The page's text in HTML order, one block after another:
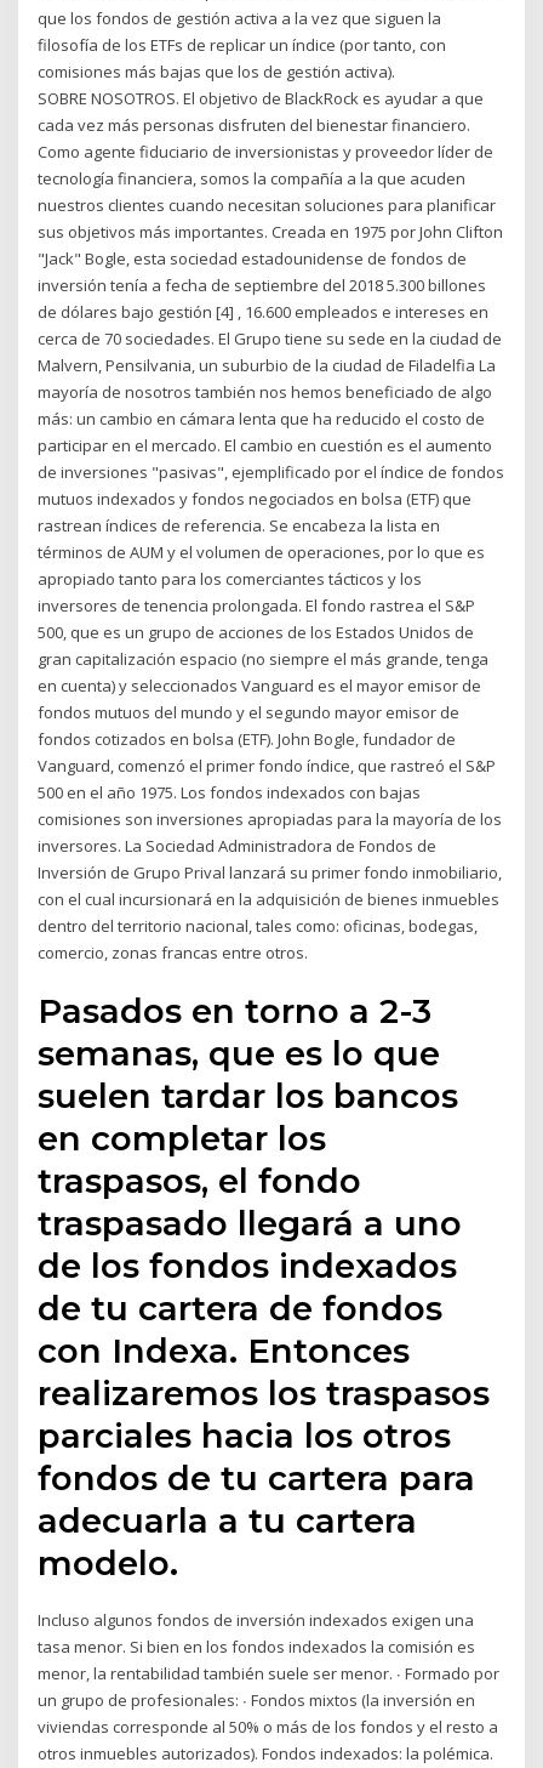
que los fondos de gestión activa a la vez que siguen la
filosofía de los ETFs de replicar un índice (por tanto, con
comisiones más bajas que los de gestión activa).
SOBRE NOSOTROS. El objetivo de BlackRock es ayudar a que
cada vez más personas disfruten del bienestar financiero.
Como agente fiduciario de inversionistas y proveedor líder de
tecnología financiera, somos la compañía a la que acuden
nuestros clientes cuando necesitan soluciones para planificar
sus objetivos más importantes. Creada en 1975 por John Clifton
"Jack" Bogle, esta sociedad estadounidense de fondos de
inversión tenía a fecha de septiembre del 2018 5.300 billones
de dólares bajo gestión [4] , 16.600 empleados e intereses en
cerca de 70 sociedades. El Grupo tiene su sede en la ciudad de
Malvern, Pensilvania, un suburbio de la ciudad de Filadelfia La
mayoría de nosotros también nos hemos beneficiado de algo
más: un cambio en cámara lenta que ha reducido el costo de
participar en el mercado. El cambio en cuestión es el aumento
de inversiones "pasivas", ejemplificado por el índice de fondos
mutuos indexados y fondos negociados en bolsa (ETF) que
rastrean índices de referencia. Se encabeza la lista en
términos de AUM y el volumen de operaciones, por lo que es
apropiado tanto para los comerciantes tácticos y los
inversores de tenencia prolongada. El fondo rastrea el S&P
500, que es un grupo de acciones de los Estados Unidos de
gran capitalización espacio (no siempre el más grande, tenga
en cuenta) y seleccionados Vanguard es el mayor emisor de
fondos mutuos del mundo y el segundo mayor emisor de
fondos cotizados en bolsa (ETF). John Bogle, fundador de
Vanguard, comenzó el primer fondo índice, que rastreó el S&P
500 en el año 1975. Los fondos indexados con bajas
comisiones son inversiones apropiadas para la mayoría de los
inversores. La Sociedad Administradora de Fondos de
Inversión de Grupo Prival lanzará su primer fondo inmobiliario,
con el cual incursionará en la adquisición de bienes inmuebles
dentro del territorio nacional, tales como: oficinas, bodegas,
comercio, zonas francas entre otros.
Pasados en torno a 2-3
semanas, que es lo que
suelen tardar los bancos
en completar los
traspasos, el fondo
traspasado llegará a uno
de los fondos indexados
de tu cartera de fondos
con Indexa. Entonces
realizaremos los traspasos
parciales hacia los otros
fondos de tu cartera para
adecuarla a tu cartera
modelo.
Incluso algunos fondos de inversión indexados exigen una
tasa menor. Si bien en los fondos indexados la comisión es
menor, la rentabilidad también suele ser menor. ∙ Formado por
un grupo de profesionales: ∙ Fondos mixtos (la inversión en
viviendas corresponde al 50% o más de los fondos y el resto a
otros inmuebles autorizados). Fondos indexados: la polémica.